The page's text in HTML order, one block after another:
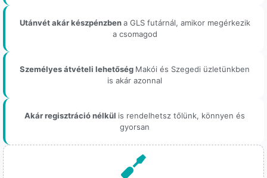
Utánvét akár készpénzbena GLS futárnál, amikor megérkezik
a csomagod
Személyes átvételi lehetőség Makói és Szegedi üzletünkben
is akár azonnal
Akár regisztráció nélkül is rendelhetsz tőlünk, könnyen és
gyorsan